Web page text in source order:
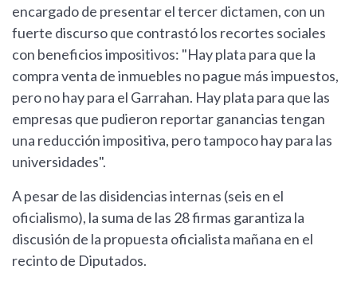
encargado de presentar el tercer dictamen, con un
fuerte discurso que contrastó los recortes sociales
con beneficios impositivos: "Hay plata para que la
compra venta de inmuebles no pague más impuestos,
pero no hay para el Garrahan. Hay plata para que las
empresas que pudieron reportar ganancias tengan
una reducción impositiva, pero tampoco hay para las
universidades".
A pesar de las disidencias internas (seis en el
oficialismo), la suma de las 28 firmas garantiza la
discusión de la propuesta oficialista mañana en el
recinto de Diputados.